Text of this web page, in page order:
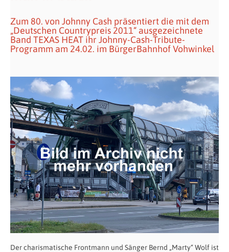
Zum 80. von Johnny Cash präsentiert die mit dem
„Deutschen Countrypreis 2011“ ausgezeichnete
Band TEXAS HEAT ihr Johnny-Cash-Tribute-
Programm am 24.02. im BürgerBahnhof Vohwinkel
Der charismatische Frontmann und Sänger Bernd „Marty“ Wolf ist